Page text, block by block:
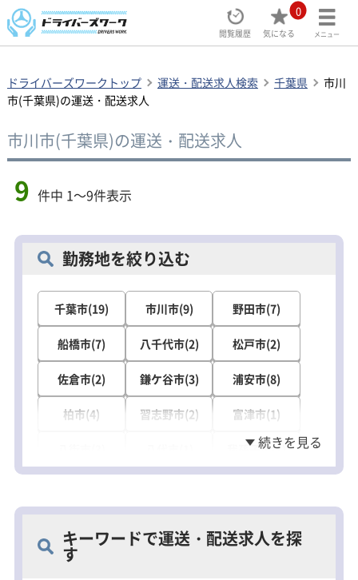
閲覧履歴
0
気になる メニュー
ドライバーズワークトップ 運送・配送求人検索 千葉県
市川
市(千葉県)の運送・配送求人
市川市(千葉県)の運送・配送求人
9 件中 1～9件表示
勤務地を絞り込む
千葉市(19) 市川市(9) 野田市(7)
船橋市(7) 八千代市(2) 松戸市(2)
佐倉市(2) 鎌ケ谷市(3) 浦安市(8)
柏市(4) 習志野市(2) 富津市(1)
我孫子市(1)
キーワードで運送・配送求人を探
す